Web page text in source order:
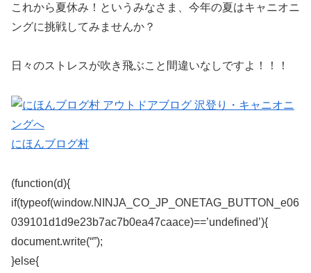
これから夏休み！というみなさま、今年の夏はキャニオニ
ングに挑戦してみませんか？
日々のストレスが吹き飛ぶこと間違いなしですよ！！！
にほんブログ村
(function(d){
if(typeof(window.NINJA_CO_JP_ONETAG_BUTTON_e06
039101d1d9e23b7ac7b0ea47caace)==’undefined’){
document.write(“”);
}else{